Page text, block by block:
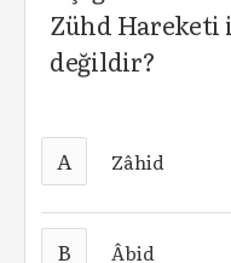
Zühd
değildir?
A Zâhid
B Âbid